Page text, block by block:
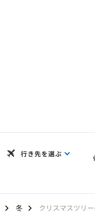
行き先を選ぶ
冬 クリスマスツリ